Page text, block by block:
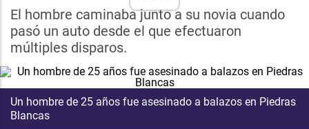
El hombre caminaba junto a su novia cuando
pasó un auto desde el que efectuaron
múltiples disparos.
Un hombre de 25 años fue asesinado a balazos en Piedras
Blancas